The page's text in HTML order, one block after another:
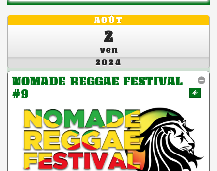
AOÛT
2
ven
2024
NOMADE REGGAE FESTIVAL
#9